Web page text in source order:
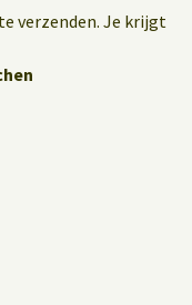
verzenden. Je krijgt